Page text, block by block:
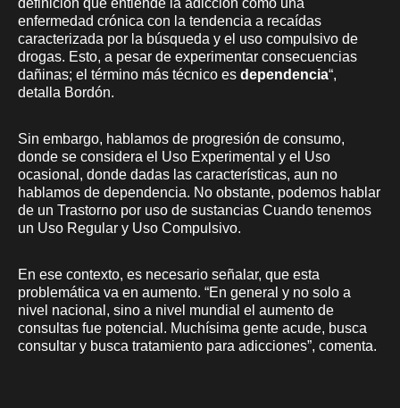
enfermedad crónica con la tendencia a recaídas
caracterizada por la búsqueda y el uso compulsivo de
drogas. Esto, a pesar de experimentar consecuencias
dañinas; el término más técnico es dependencia“,
detalla Bordón.
Sin embargo, hablamos de progresión de consumo,
donde se considera el Uso Experimental y el Uso
ocasional, donde dadas las características, aun no
hablamos de dependencia. No obstante, podemos hablar
de un Trastorno por uso de sustancias Cuando tenemos
un Uso Regular y Uso Compulsivo.
En ese contexto, es necesario señalar, que esta
problemática va en aumento. “En general y no solo a
nivel nacional, sino a nivel mundial el aumento de
consultas fue potencial. Muchísima gente acude, busca
consultar y busca tratamiento para adicciones”, comenta.